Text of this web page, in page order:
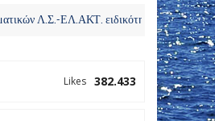
ειδικότητας Υγειονομικού ειδικής
382.433
Likes